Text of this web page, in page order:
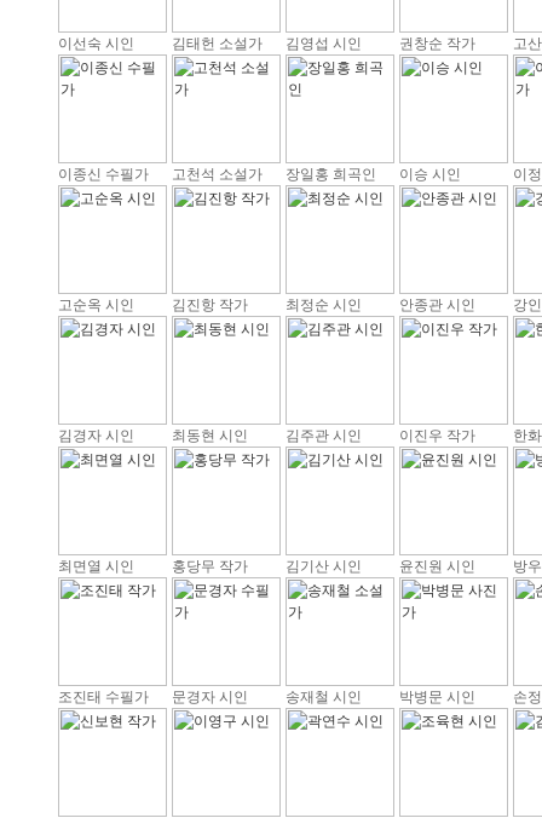
이선숙 시인 김태헌 소설가 김영섭 시인 권창순 작가 고
이종신 수필가 고천석 소설가 장일홍 희곡인 이승 시인 이
고순옥 시인 김진항 작가 최정순 시인 안종관 시인 강
김경자 시인 최동현 시인 김주관 시인 이진우 작가 한
최면열 시인 홍당무 작가 김기산 시인 윤진원 시인 방
조진태 수필가 문경자 시인 송재철 시인 박병문 시인 손